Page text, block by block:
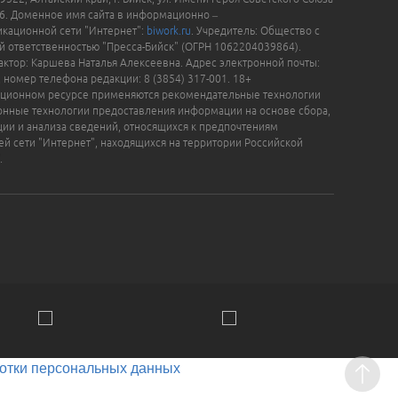
Доменное имя сайта в информационно –
сети "Интернет": biwork.ru . Учредитель: Общество с
ответственностью "Пресса-Бийск" (ОГРН 1062204039864).
Каршева Наталья Алексеевна. Адрес электронной почты:
, номер телефона редакции: 8 (3854) 317-001. 18+
ресурсе применяются рекомендательные технологии
технологии предоставления информации на основе сбора,
и анализа сведений, относящихся к предпочтениям
сети "Интернет", находящихся на территории Российской
персональных данных